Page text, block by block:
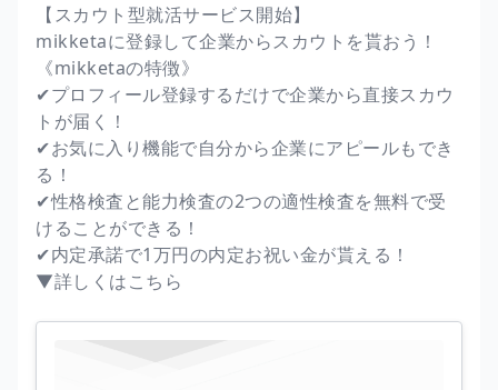
【スカウト型就活サービス開始】
mikketaに登録して企業からスカウトを貰おう！
《mikketaの特徴》
✔︎プロフィール登録するだけで企業から直接スカウ
トが届く！
✔︎お気に入り機能で自分から企業にアピールもでき
る！
✔︎性格検査と能力検査の2つの適性検査を無料で受
けることができる！
✔︎内定承諾で1万円の内定お祝い金が貰える！
▼詳しくはこちら